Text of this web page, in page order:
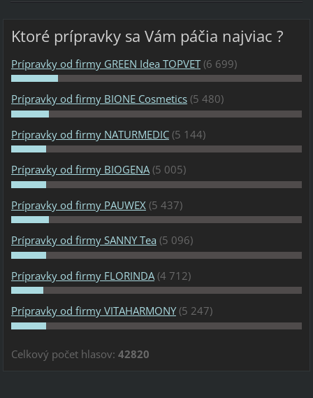
Ktoré prípravky sa Vám páčia najviac ?
Prípravky od firmy GREEN Idea TOPVET (6 699)
Prípravky od firmy BIONE Cosmetics (5 480)
Prípravky od firmy NATURMEDIC (5 144)
Prípravky od firmy BIOGENA (5 005)
Prípravky od firmy PAUWEX (5 437)
Prípravky od firmy SANNY Tea (5 096)
Prípravky od firmy FLORINDA (4 712)
Prípravky od firmy VITAHARMONY (5 247)
Celkový počet hlasov: 42820